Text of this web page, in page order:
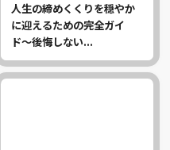
人生の締めくくりを穏やか
に迎えるための完全ガイ
ド〜後悔しない...